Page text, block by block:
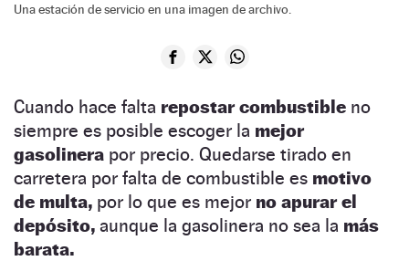
Una estación de servicio en una imagen de archivo.
Cuando hace falta repostar combustible no
siempre es posible escoger la mejor
gasolinera por precio. Quedarse tirado en
carretera por falta de combustible es motivo
de multa, por lo que es mejor no apurar el
depósito, aunque la gasolinera no sea la más
barata.